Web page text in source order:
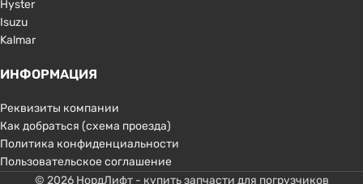
Hyster
Isuzu
Kalmar
ИНФОРМАЦИЯ
Реквизиты компании
Как добраться (схема проезда)
Политика конфиденциальности
Пользовательское соглашение
© 2026 НордЛифт - купить запчасти для погрузчиков